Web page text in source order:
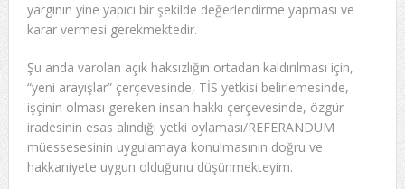
yargının yine yapıcı bir şekilde değerlendirme yapması ve
karar vermesi gerekmektedir.
Şu anda varolan açık haksızlığın ortadan kaldırılması için,
“yeni arayışlar” çerçevesinde, TİS yetkisi belirlemesinde,
işçinin olması gereken insan hakkı çerçevesinde, özgür
iradesinin esas alındığı yetki oylaması/REFERANDUM
müessesesinin uygulamaya konulmasının doğru ve
hakkaniyete uygun olduğunu düşünmekteyim.